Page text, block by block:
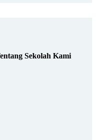
Sekolah Kami